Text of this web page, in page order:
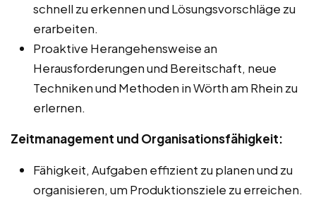
schnell zu erkennen und Lösungsvorschläge zu
erarbeiten.
Proaktive Herangehensweise an
Herausforderungen und Bereitschaft, neue
Techniken und Methoden in Wörth am Rhein zu
erlernen.
Zeitmanagement und Organisationsfähigkeit:
Fähigkeit, Aufgaben effizient zu planen und zu
organisieren, um Produktionsziele zu erreichen.